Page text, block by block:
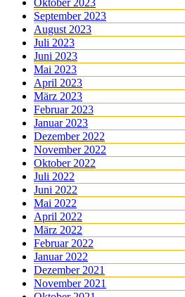
Oktober 2023
September 2023
August 2023
Juli 2023
Juni 2023
Mai 2023
April 2023
März 2023
Februar 2023
Januar 2023
Dezember 2022
November 2022
Oktober 2022
Juli 2022
Juni 2022
Mai 2022
April 2022
März 2022
Februar 2022
Januar 2022
Dezember 2021
November 2021